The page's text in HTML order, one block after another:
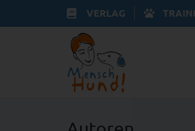
VERLAG